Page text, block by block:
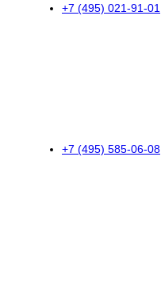
+7 (495) 021-91-01
+7 (495) 585-06-08